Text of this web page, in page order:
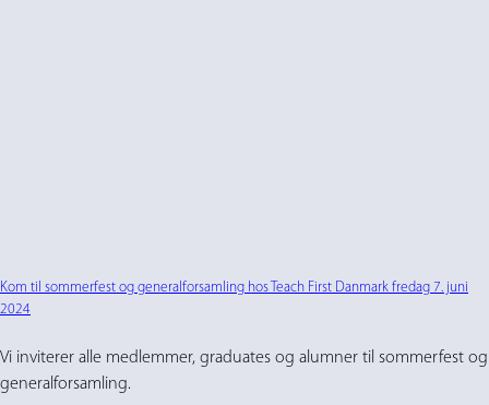
Kom til sommerfest og generalforsamling hos Teach First Danmark fredag 7. juni
2024
Vi inviterer alle medlemmer, graduates og alumner til sommerfest og
generalforsamling.